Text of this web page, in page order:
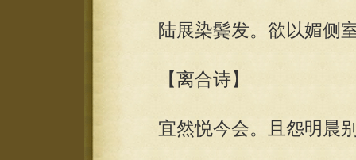
陆展染鬓发。欲以媚侧室
【离合诗】
宜然悦今会。且怨明晨别